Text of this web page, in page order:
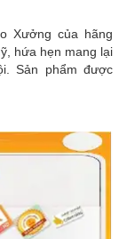
Xưởng của hãng
hứa hẹn mang lại